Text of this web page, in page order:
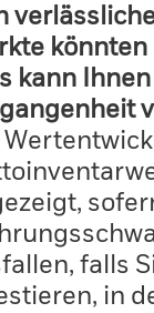
kann
falls
in